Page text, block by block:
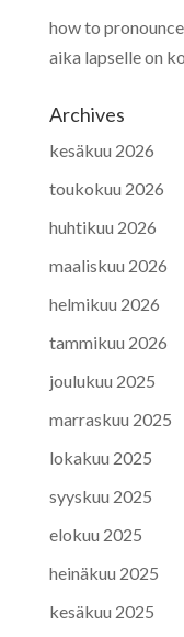
how to pronounce
aika lapselle on
Archives
kesäkuu 2026
toukokuu 2026
huhtikuu 2026
maaliskuu 2026
helmikuu 2026
tammikuu 2026
joulukuu 2025
marraskuu 2025
lokakuu 2025
syyskuu 2025
elokuu 2025
heinäkuu 2025
kesäkuu 2025